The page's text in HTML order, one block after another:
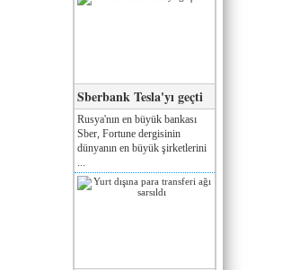
Sberbank Tesla'yı geçti
Rusya'nın en büyük bankası
Sber, Fortune dergisinin
dünyanın en büyük şirketlerini
...